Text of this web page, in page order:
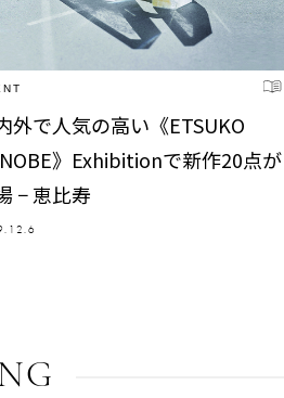
外で人気の高い《ETSUKO
》Exhibitionで新作20点が
− 恵比寿